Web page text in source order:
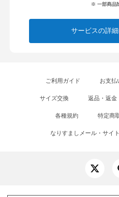
※ 一部商品
サービスの詳
ご利用ガイド お支払
サイズ交換 返品・返金
各種規約 特定商
なりすましメール・サイ